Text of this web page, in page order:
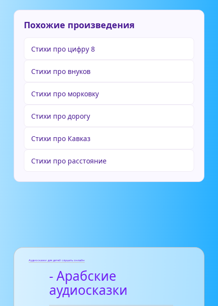
Похожие произведения
Стихи про цифру 8
Стихи про внуков
Стихи про морковку
Стихи про дорогу
Стихи про Кавказ
Стихи про расстояние
Аудиосказки для детей слушать онлайн
- Арабские
аудиосказки